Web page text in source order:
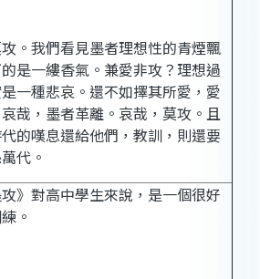
。我們看見墨者理想性的青煙飄
是一縷香氣。兼愛非攻？理想過
一種悲哀。還不如擇其所愛，愛
哉，墨者革離。哀哉，莫攻。且
的嘆息還給他們，教訓，則還要
代。
》對高中學生來說，是一個很好
。